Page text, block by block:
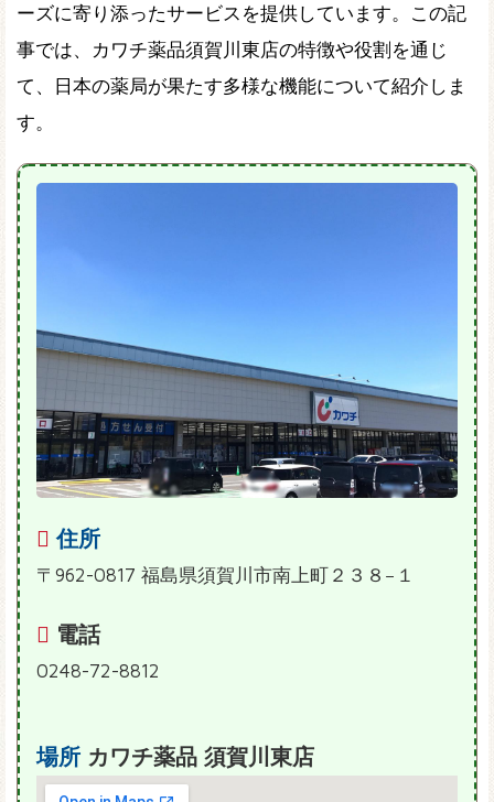
ーズに寄り添ったサービスを提供しています。この記
事では、カワチ薬品須賀川東店の特徴や役割を通じ
て、日本の薬局が果たす多様な機能について紹介しま
す。
住所
〒962-0817 福島県須賀川市南上町２３８−１
電話
0248-72-8812
場所 カワチ薬品 須賀川東店